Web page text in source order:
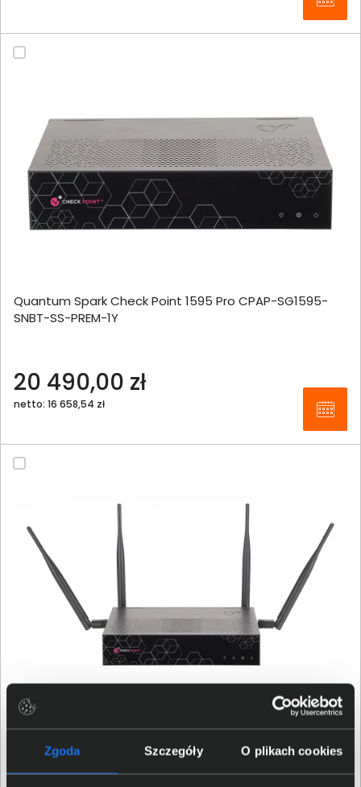
Zgoda Szczegóły O plikach cookies
Quantum Spark Check Point 1595 Pro CPAP-SG1595-
SNBT-SS-PREM-1Y
20 490,00 zł
netto: 16 658,54 zł
Quantum Spark Check Point 1575 Pro Wi-Fi CPAP-
SG1575W-EU-SNBT-SS-PREM-1Y